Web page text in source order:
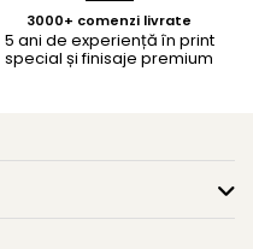
3000+ comenzi livrate
5 ani de experiență în print
special și finisaje premium